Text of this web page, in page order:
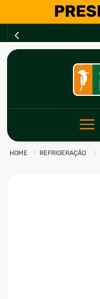
REFRIGERAÇÃO